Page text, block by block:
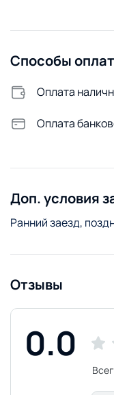
Способы
Оплата
Оплата
Доп. условия
Ранний заезд,
Отзывы
0.0